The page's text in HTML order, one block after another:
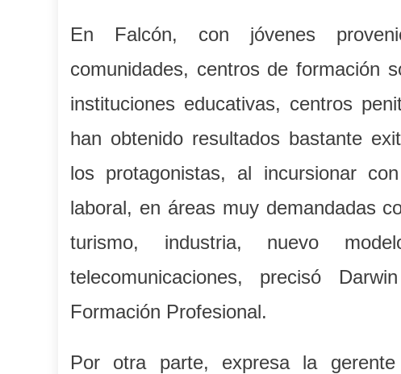
En Falcón, con jóvenes
comunidades, centros de formación
instituciones educativas, centros
han obtenido resultados bastante
los protagonistas, al incursionar
laboral, en áreas muy demandadas
turismo, industria, nuevo
telecomunicaciones, precisó
Formación Profesional.
Por otra parte, expresa la